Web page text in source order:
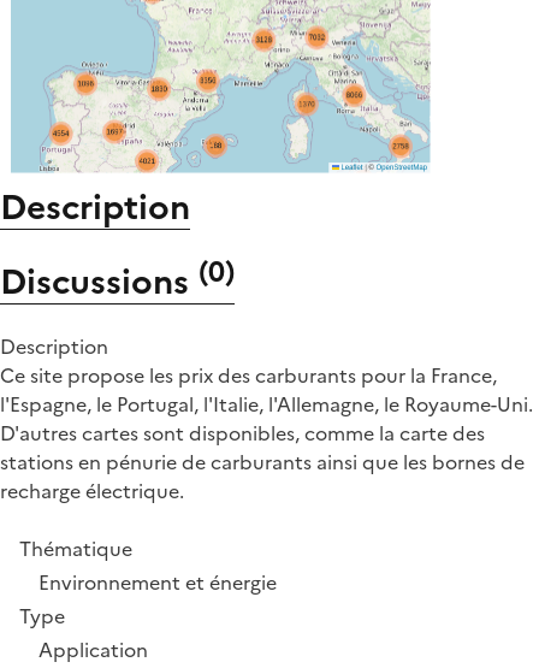
Description
Discussions (0)
Description
Ce site propose les prix des carburants pour la France,
l'Espagne, le Portugal, l'Italie, l'Allemagne, le Royaume-Uni.
D'autres cartes sont disponibles, comme la carte des
stations en pénurie de carburants ainsi que les bornes de
recharge électrique.
Thématique
Environnement et énergie
Type
Application